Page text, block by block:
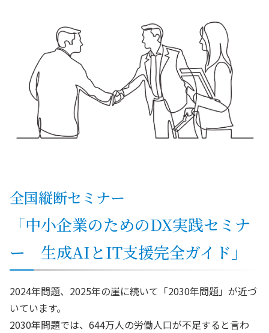
全国縦断セミナー
「中小企業のためのDX実践セミナ
ー 生成AIとIT支援完全ガイド」
2024年問題、2025年の崖に続いて「2030年問題」が近づ
いています。
2030年問題では、644万人の労働人口が不足すると言わ